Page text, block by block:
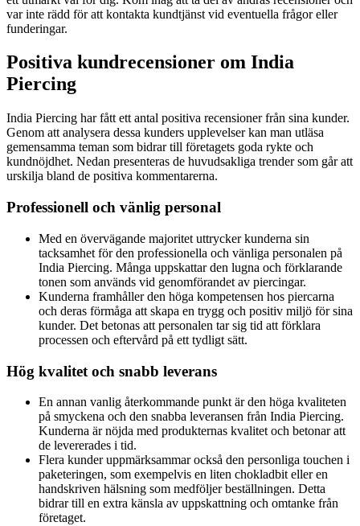
var inte rädd för att kontakta kundtjänst vid eventuella frågor eller
funderingar.
Positiva kundrecensioner om India
Piercing
India Piercing har fått ett antal positiva recensioner från sina kunder.
Genom att analysera dessa kunders upplevelser kan man utläsa
gemensamma teman som bidrar till företagets goda rykte och
kundnöjdhet. Nedan presenteras de huvudsakliga trender som går att
urskilja bland de positiva kommentarerna.
Professionell och vänlig personal
Med en övervägande majoritet uttrycker kunderna sin
tacksamhet för den professionella och vänliga personalen på
India Piercing. Många uppskattar den lugna och förklarande
tonen som används vid genomförandet av piercingar.
Kunderna framhåller den höga kompetensen hos piercarna
och deras förmåga att skapa en trygg och positiv miljö för sina
kunder. Det betonas att personalen tar sig tid att förklara
processen och eftervård på ett tydligt sätt.
Hög kvalitet och snabb leverans
En annan vanlig återkommande punkt är den höga kvaliteten
på smyckena och den snabba leveransen från India Piercing.
Kunderna är nöjda med produkternas kvalitet och betonar att
de levererades i tid.
Flera kunder uppmärksammar också den personliga touchen i
paketeringen, som exempelvis en liten chokladbit eller en
handskriven hälsning som medföljer beställningen. Detta
bidrar till en extra känsla av uppskattning och omtanke från
företaget.